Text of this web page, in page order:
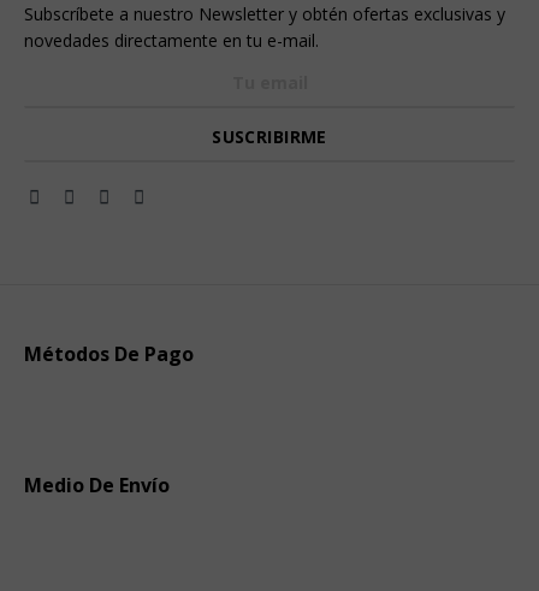
Subscríbete a nuestro Newsletter y obtén ofertas exclusivas y
novedades directamente en tu e-mail.
Métodos De Pago
Medio De Envío